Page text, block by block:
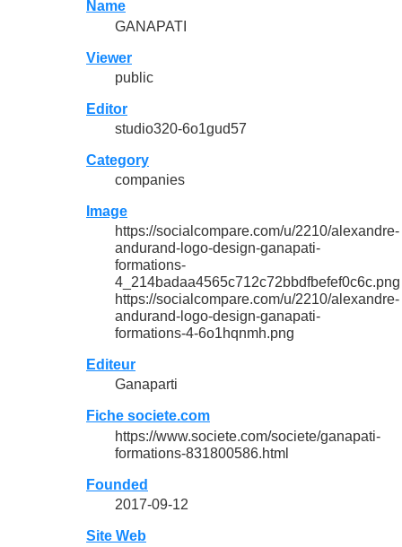
Name
GANAPATI
Viewer
public
Editor
studio320-6o1gud57
Category
companies
Image
https://socialcompare.com/u/2210/alexandre-
andurand-logo-design-ganapati-
formations-
4_214badaa4565c712c72bbdfbefef0c6c.png
https://socialcompare.com/u/2210/alexandre-
andurand-logo-design-ganapati-
formations-4-6o1hqnmh.png
Editeur
Ganaparti
Fiche societe.com
https://www.societe.com/societe/ganapati-
formations-831800586.html
Founded
2017-09-12
Site Web